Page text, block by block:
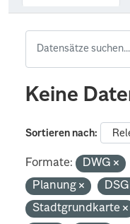
Keine
Sortieren nach
Formate: DWG
Planung
Stadtgrundkarte